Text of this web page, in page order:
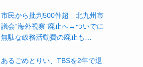
市民から批判500件超 北九州市
議会“海外視察”廃止へ→ついでに
無駄な政務活動費の廃止も…
あるごめとりい、TBSを2年で退